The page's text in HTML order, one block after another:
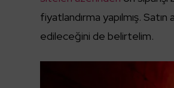
fiyatlandırma yapılmış.
edileceğini de belirtelim.